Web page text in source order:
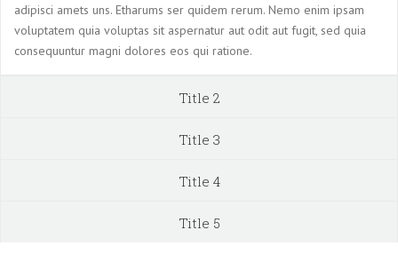
adipisci amets uns. Etharums ser quidem rerum. Nemo enim ipsam
voluptatem quia voluptas sit aspernatur aut odit aut fugit, sed quia
consequuntur magni dolores eos qui ratione.
Title 2
Title 3
Title 4
Title 5